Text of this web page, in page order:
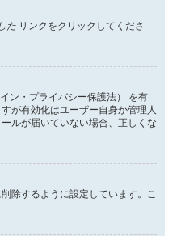
た リンクをクリックしてくださ
ン・プライバシー保護法） を有
が有効化はユーザー自身か管理人
ルが届いていない場合、正しくな
除するように設定しています。こ